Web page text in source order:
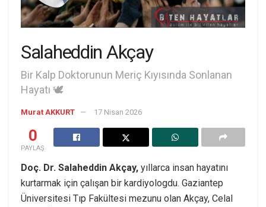
Salaheddin Akçay
Bir Kalp Doktorunun Meriç Kıyısında Sonlanan
Hayatı 🕊️
Murat AKKURT 17 Nisan 2026
0
PAYLAŞ
Doç. Dr. Salaheddin Akçay, yıllarca insan hayatını
kurtarmak için çalışan bir kardiyologdu. Gaziantep
Üniversitesi Tıp Fakültesi mezunu olan Akçay, Celal